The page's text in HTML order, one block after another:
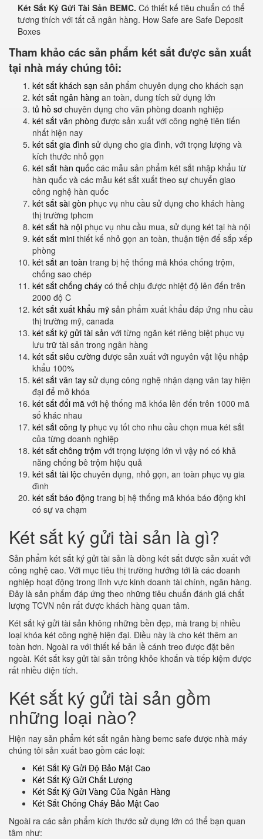
Két Sắt Ký Gửi Tài Sản BEMC. Có thiết kế tiêu chuẩn có thể
tương thích với tất cả ngân hàng. How Safe are Safe Deposit
Boxes
Tham khảo các sản phẩm két sắt được sản xuất
tại nhà máy chúng tôi:
két sắt khách sạn sản phẩm chuyên dụng cho khách sạn
két sắt ngân hàng an toàn, dung tích sử dụng lớn
tủ hồ sơ chuyên dụng cho văn phòng doanh nghiệp
két sắt văn phòng được sản xuất với công nghệ tiên tiến
nhất hiện nay
két sắt gia đình sử dụng cho gia đình, với trọng lượng và
kích thước nhỏ gọn
két sắt hàn quốc các mẫu sản phẩm két sắt nhập khẩu từ
hàn quốc và các mẫu két sắt xuất theo sự chuyển giao
công nghệ hàn quốc
két sắt sài gòn phục vụ nhu cầu sử dụng cho khách hàng
thị trường tphcm
két sắt hà nội phục vụ nhu cầu mua, sử dụng két tại hà nội
két sắt mini thiết kế nhỏ gọn an toàn, thuận tiện để sắp xếp
phòng
két sắt an toàn trang bị hệ thống mã khóa chống trộm,
chống sao chép
két sắt chống cháy có thể chịu được nhiệt độ lên đến trên
2000 độ C
két sắt xuất khẩu mỹ sản phẩm xuất khẩu đáp ứng nhu cầu
thị trường mỹ, canada
két sắt ký gửi tài sản với từng ngăn két riêng biệt phục vụ
lưu trữ tài sản trong ngân hàng
két sắt siêu cường được sản xuất với nguyên vật liệu nhập
khẩu 100%
két sắt vân tay sử dụng công nghệ nhận dạng vân tay hiện
đại để mở khóa
két sắt đổi mã với hệ thống mã khóa lên đến trên 1000 mã
số khác nhau
két sắt công ty phục vụ tốt cho nhu cầu chọn mua két sắt
của từng doanh nghiệp
két sắt chông trộm với trọng lượng lớn vì vậy nó có khả
năng chống bê trộm hiệu quả
két sắt tài lộc chuyên dụng, nhỏ gọn, an toàn phục vụ gia
đình
két sắt báo động trang bị hệ thống mã khóa báo động khi
có sự va chạm
Két sắt ký gửi tài sản là gì?
Sản phẩm két sắt ký gửi tài sản là dòng két sắt được sản xuất với
công nghệ cao. Với mục tiêu thị trường hướng tới là các doanh
nghiệp hoạt động trong lĩnh vực kinh doanh tài chính, ngân hàng.
Đây là sản phẩm đáp ứng theo những tiêu chuẩn đánh giá chất
lượng TCVN nên rất được khách hàng quan tâm.
Két sắt ký gửi tài sản không những bền đẹp, mà trang bị nhiều
loại khóa két công nghệ hiện đại. Điều này là cho két thêm an
toàn hơn. Ngoài ra với thiết kế bản lề cánh treo được đặt bên
ngoài. Két sắt ksy gửi tài sản trông khỏe khoắn và tiếp kiệm được
rất nhiều diện tích.
Két sắt ký gửi tài sản gồm
những loại nào?
Hiện nay sản phẩm két sắt ngân hàng bemc safe được nhà máy
chúng tôi sản xuất bao gồm các loại:
Két Sắt Ký Gửi Độ Bảo Mật Cao
Két Sắt Ký Gửi Chất Lượng
Két Sắt Ký Gửi Vàng Của Ngân Hàng
Két Sắt Chống Cháy Bảo Mật Cao
Ngoài ra các sản phẩm kích thước sử dụng lớn có thể bạn quan
tâm như: